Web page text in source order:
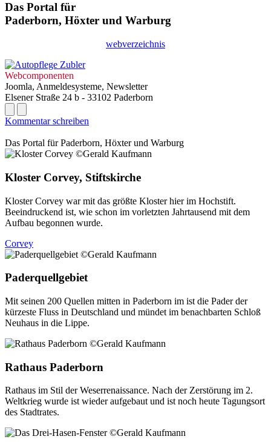
Das Portal für
Paderborn, Höxter und Warburg
webverzeichnis
Webcomponenten
Joomla, Anmeldesysteme, Newsletter
Elsener Straße 24 b - 33102 Paderborn
Kommentar schreiben
Das Portal fürPaderborn, Höxterund Warburg
Kloster Corvey, Stiftskirche
Kloster Corvey war mit das größte Kloster hier im Hochstift.
Beeindruckend ist, wie schon im vorletzten Jahrtausend mit dem
Aufbau begonnen wurde.
Corvey
Paderquellgebiet
Mit seinen 200 Quellen mitten in Paderborn im ist die Pader der
kürzeste Fluss in Deutschland und mündet im benachbarten Schloß
Neuhaus in die Lippe.
Rathaus Paderborn
Rathaus im Stil der Weserrenaissance. Nach der Zerstörung im 2.
Weltkrieg wurde ist wieder aufgebaut und ist noch heute Tagungsort
des Stadtrates.